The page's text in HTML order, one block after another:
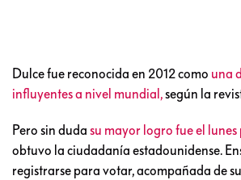
Dulce fue reconocida en 2012 como una
influyentes a nivel mundial,según la
Pero sin duda su mayor logro fue el lunes
obtuvo la ciudadanía estadounidense.
registrarse para votar, acompañada de